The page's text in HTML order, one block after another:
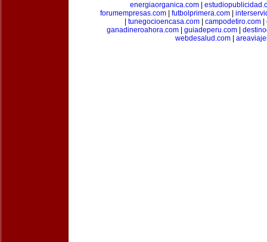
energiaorganica.com|
forumempresas.com
futbolprimera.com
tunegocioencasa.com| campodetiro.com|
ganadineroahora.com
guiadeperu.com
webdesalud.com|